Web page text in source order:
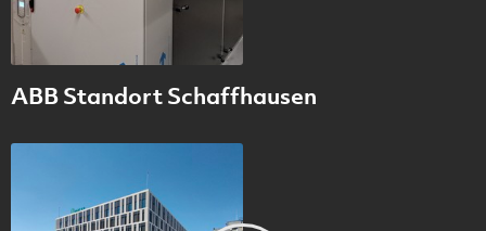
ABB Standort Schaffhausen